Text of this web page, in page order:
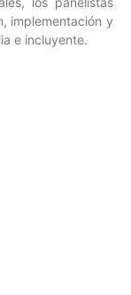
implementación y
e incluyente.